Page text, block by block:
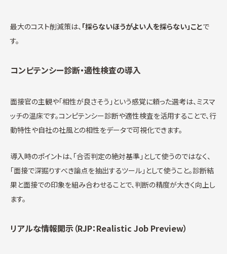
最大のコスト削減策は、 「採らないほうがよい人を採らない」ことで
す。
コンピテンシー診断・適性検査の導入
面接官の主観や「相性が良さそう」という感覚に頼った選考は、ミスマ
ッチの温床です。コンピテンシー診断や適性検査を活用することで、行
動特性や自社の社風との相性をデータで可視化できます。
導入時のポイントは、「合否判定の絶対基準」として使うのではなく、
「面接で深掘りすべき論点を抽出するツール」として使うこと。診断結
果と面接での印象を組み合わせることで、判断の精度が大きく向上し
ます。
リアルな情報開示（RJP：Realistic Job Preview）